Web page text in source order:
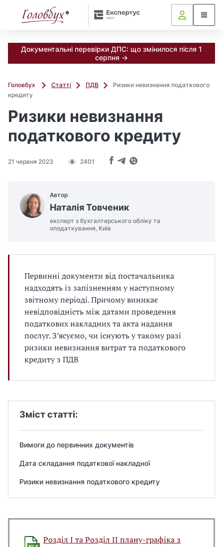
Документальні перевірки ДПС: що змінилося після 1
серпня →
Головбух Статті ПДВ
Ризики невизнання податкового
кредиту
Ризики невизнання
податкового кредиту
21 червня 2023 2401
Автор
Наталія Товченик
експерт з бухгалтерського обліку та
оподаткування, Київ
Первинні документи від постачальника
надходять із запізненням у наступному
звітному періоді. Причому виникає
невідповідність між датами проведення
податкових накладних та акта надання
послуг. З’ясуємо, чи існують у такому разі
ризики невизнання витрат та податкового
кредиту з ПДВ
Зміст статті:
Вимоги до первинних документів
Дата складання податкової накладної
Ризики невизнання податкового кредиту
Розділ І та Розділ ІІ плану-графіка з